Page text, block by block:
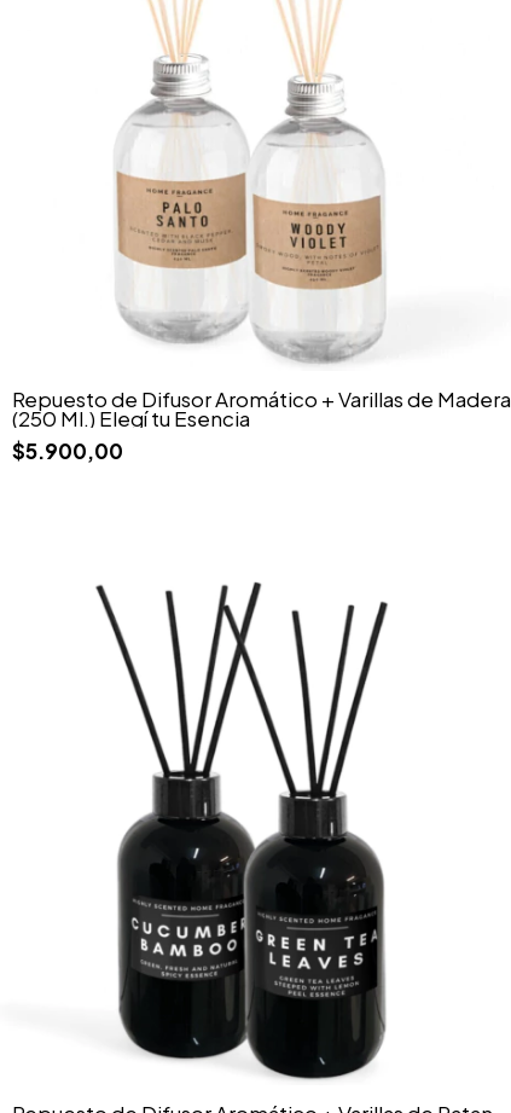
Repuesto de Difusor Aromático + Varillas de Madera
(250 Ml.) Elegí tu Esencia
$5.900,00